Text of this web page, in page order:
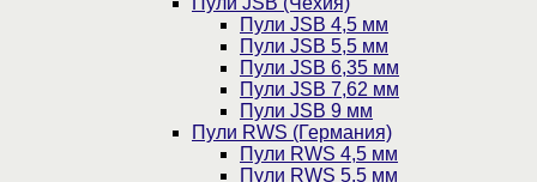
Пули JSB 4,5 мм
Пули JSB 5,5 мм
Пули JSB 6,35 мм
Пули JSB 7,62 мм
Пули JSB 9 мм
Пули RWS (Германия)
Пули RWS 4,5 мм
Пули RWS 5,5 мм